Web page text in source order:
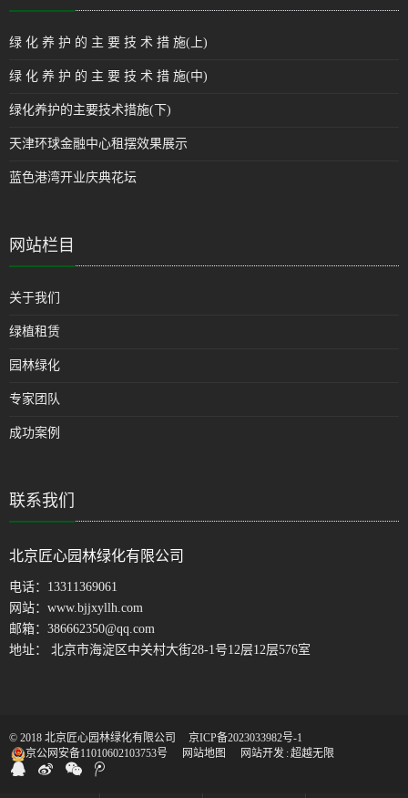
绿 化 养 护 的 主 要 技 术 措 施(上)
绿 化 养 护 的 主 要 技 术 措 施(中)
绿化养护的主要技术措施(下)
天津环球金融中心租摆效果展示
蓝色港湾开业庆典花坛
网站栏目
关于我们
绿植租赁
园林绿化
专家团队
成功案例
联系我们
北京匠心园林绿化有限公司
电话： 13311369061
网站： www.bjjxyllh.com
邮箱： 386662350@qq.com
地址： 北京市海淀区中关村大街28-1号12层12层576室
© 2018 北京匠心园林绿化有限公司
京ICP备2023033982号-1
京公网安备11010602103753号
网站地图 网站开发 :超越无限